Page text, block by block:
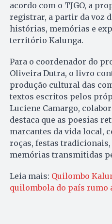
acordo com o TJGO, a
registrar, a partir da voz
histórias, memórias e
território Kalunga.
Para o coordenador do
Oliveira Dutra, o livro
produção cultural das
textos escritos pelos
Luciene Camargo,
destaca que as poesias
marcantes da vida local,
roças, festas tradicionais,
memórias transmitidas
Leia mais: Quilombo
quilombola do país rumo